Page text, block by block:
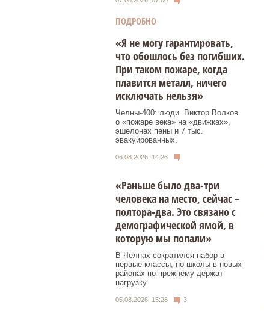
ПОДРОБНО
«Я не могу гарантировать,
что обошлось без погибших.
При таком пожаре, когда
плавится металл, ничего
исключать нельзя»
Челны-400: люди. Виктор Волков
о «пожаре века» на «движках»,
эшелонах пены и 7 тыс.
эвакуированных.
06.08.2026, 14:26
«Раньше было два-три
человека на место, сейчас –
полтора-два. Это связано с
демографической ямой, в
которую мы попали»
В Челнах сократился набор в
первые классы, но школы в новых
районах по-прежнему держат
нагрузку.
05.08.2026, 15:28 3